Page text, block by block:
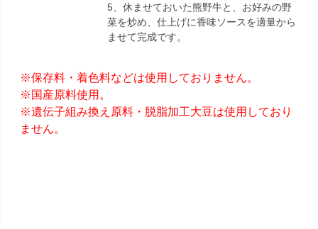
5、休ませておいた熊野牛と、お好みの野
菜を炒め、仕上げに香味ソースを適量から
ませて完成です。
※保存料・着色料などは使用しておりません。
※国産原料使用。
※遺伝子組み換え原料・脱脂加工大豆は使用しており
ません。